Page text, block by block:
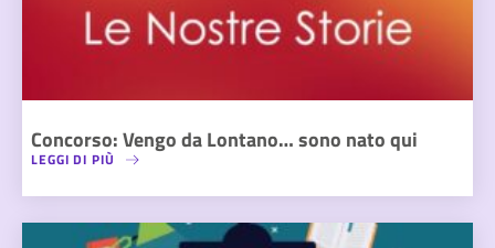
Concorso: Vengo da Lontano… sono nato qui
LEGGI DI PIÙ